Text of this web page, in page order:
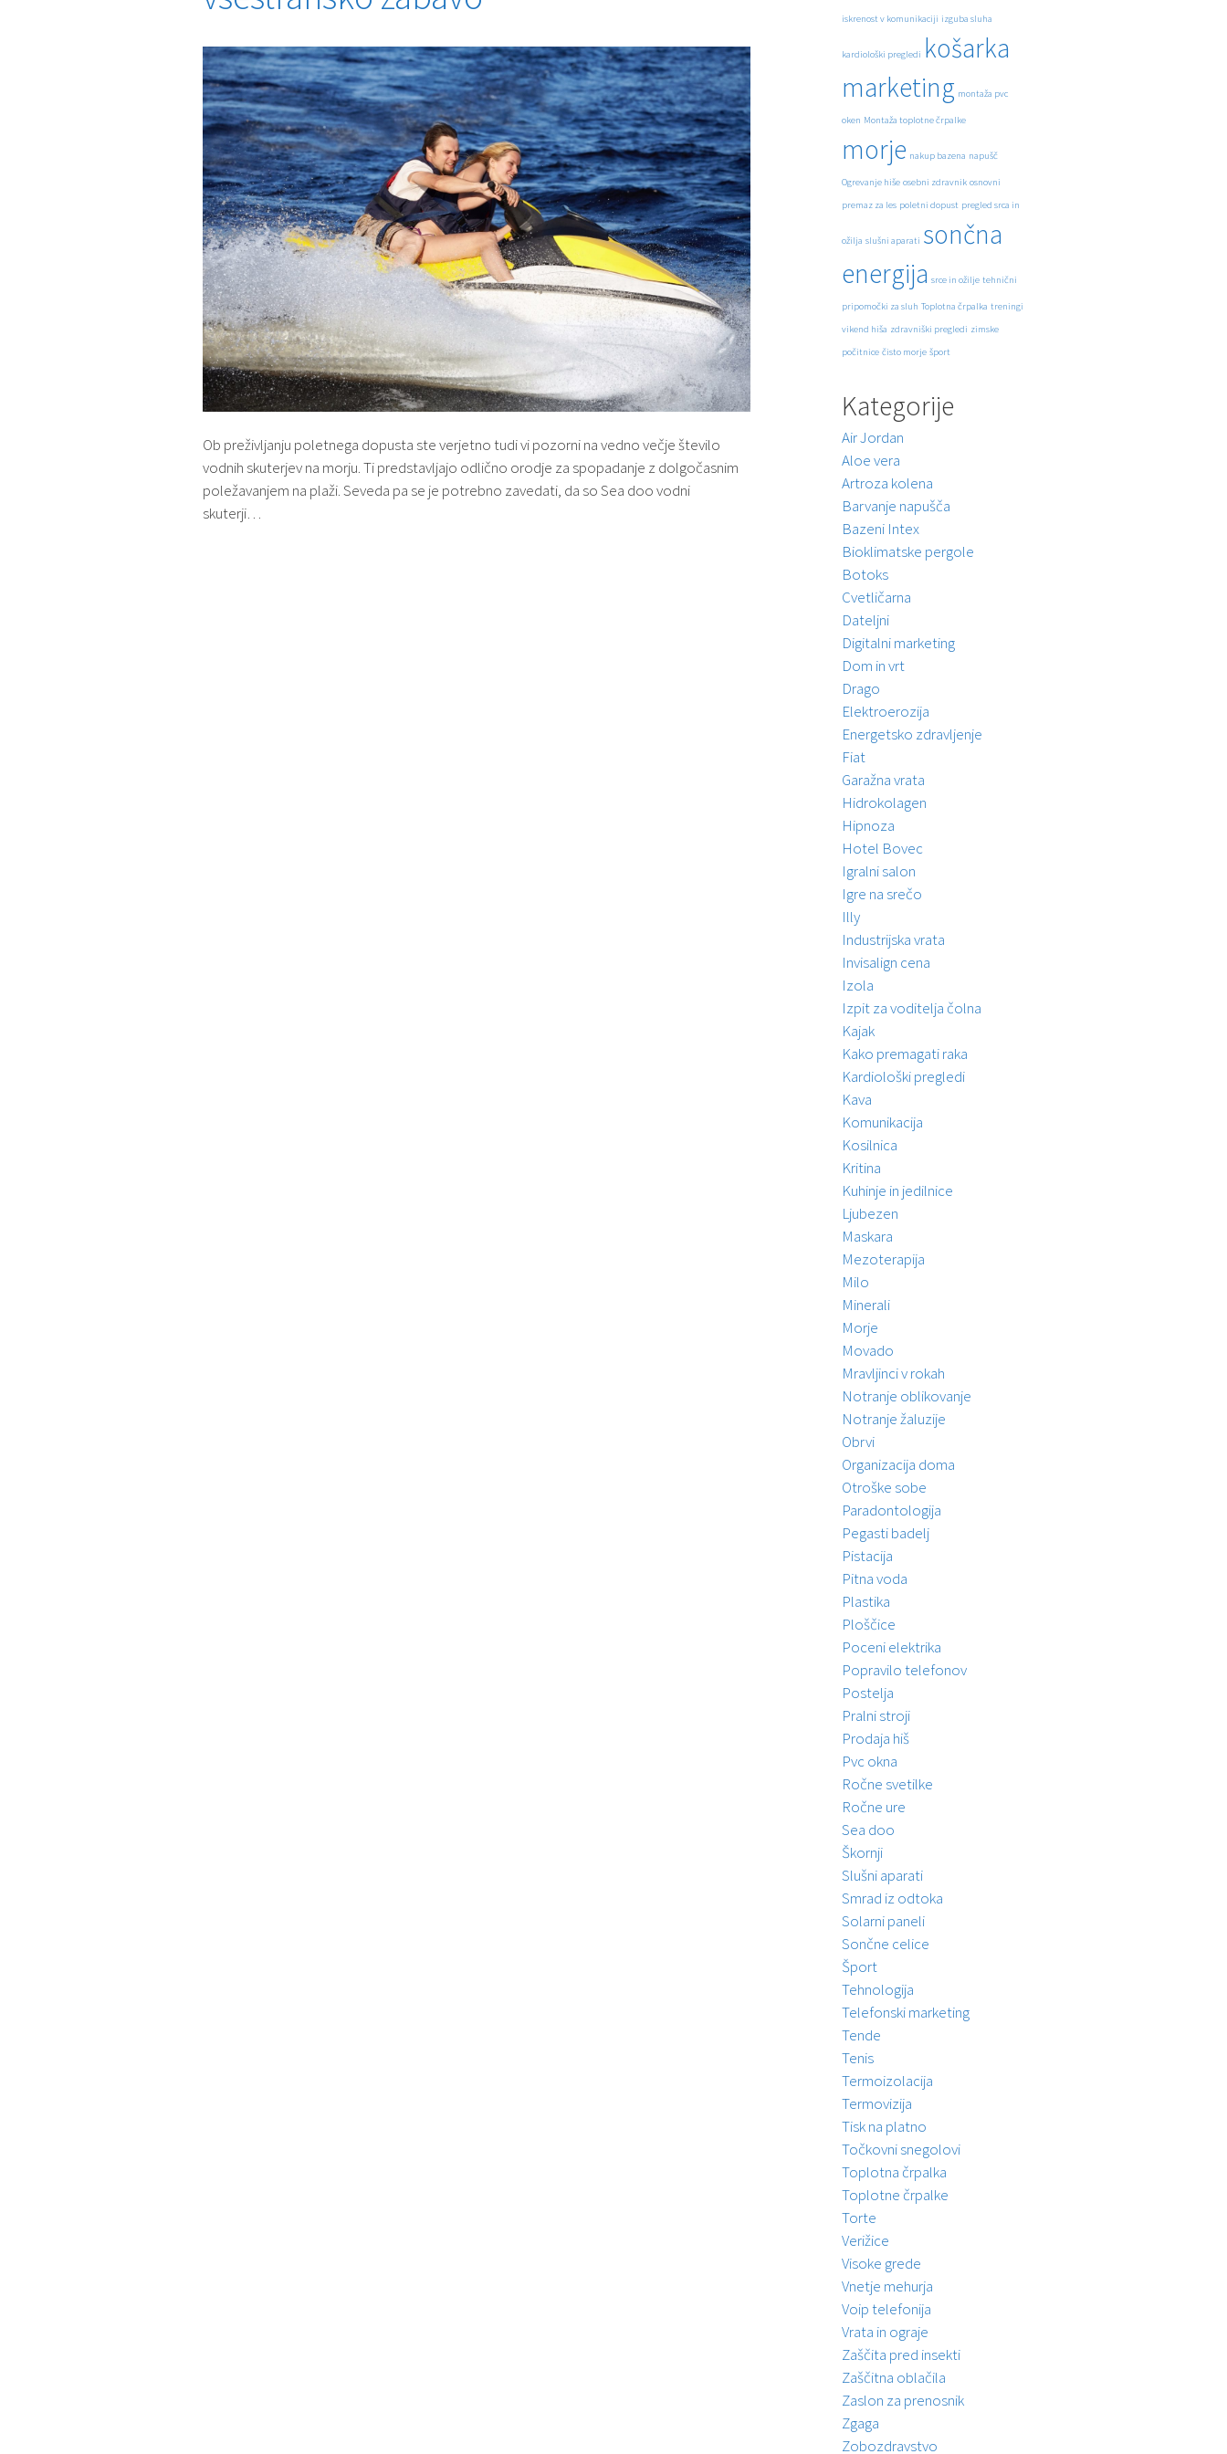
Ob preživljanju poletnega dopusta ste verjetno tudi vi pozorni na vedno večje število
vodnih skuterjev na morju. Ti predstavljajo odlično orodje za spopadanje z dolgočasnim
poležavanjem na plaži. Seveda pa se je potrebno zavedati, da so Sea doo vodni
skuterji…
iskrenost v komunikaciji izguba sluha
kardiološki pregledi košarka
marketing montaža pvc
oken Montaža toplotne črpalke
morje nakup bazena napušč
Ogrevanje hiše osebni zdravnik osnovni
premaz za les poletni dopust pregled srca in
ožilja slušni aparati sončna
energija srce in ožilje tehnični
pripomočki za sluh Toplotna črpalka treningi
vikend hiša zdravniški pregledi zimske
počitnice čisto morje šport
Kategorije
Air Jordan
Aloe vera
Artroza kolena
Barvanje napušča
Bazeni Intex
Bioklimatske pergole
Botoks
Cvetličarna
Dateljni
Digitalni marketing
Dom in vrt
Drago
Elektroerozija
Energetsko zdravljenje
Fiat
Garažna vrata
Hidrokolagen
Hipnoza
Hotel Bovec
Igralni salon
Igre na srečo
Illy
Industrijska vrata
Invisalign cena
Izola
Izpit za voditelja čolna
Kajak
Kako premagati raka
Kardiološki pregledi
Kava
Komunikacija
Kosilnica
Kritina
Kuhinje in jedilnice
Ljubezen
Maskara
Mezoterapija
Milo
Minerali
Morje
Movado
Mravljinci v rokah
Notranje oblikovanje
Notranje žaluzije
Obrvi
Organizacija doma
Otroške sobe
Paradontologija
Pegasti badelj
Pistacija
Pitna voda
Plastika
Ploščice
Poceni elektrika
Popravilo telefonov
Postelja
Pralni stroji
Prodaja hiš
Pvc okna
Ročne svetilke
Ročne ure
Sea doo
Škornji
Slušni aparati
Smrad iz odtoka
Solarni paneli
Sončne celice
Šport
Tehnologija
Telefonski marketing
Tende
Tenis
Termoizolacija
Termovizija
Tisk na platno
Točkovni snegolovi
Toplotna črpalka
Toplotne črpalke
Torte
Verižice
Visoke grede
Vnetje mehurja
Voip telefonija
Vrata in ograje
Zaščita pred insekti
Zaščitna oblačila
Zaslon za prenosnik
Zgaga
Zobozdravstvo